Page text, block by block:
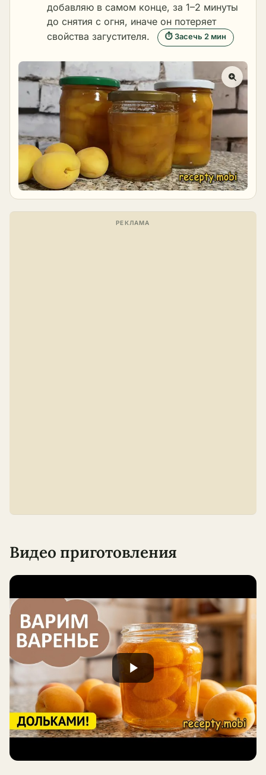
добавляю в самом конце, за 1–2 минуты
до снятия с огня, иначе он потеряет
свойства загустителя.
⏱ Засечь 2 мин
Видео приготовления